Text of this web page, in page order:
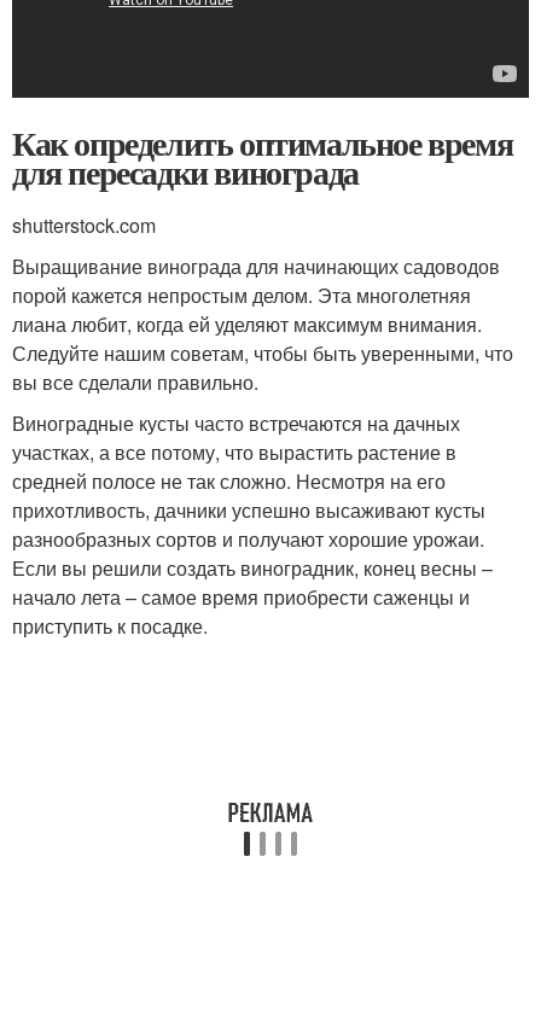
Как определить оптимальное время
для пересадки винограда
shutterstock.com
Выращивание винограда для начинающих садоводов
порой кажется непростым делом. Эта многолетняя
лиана любит, когда ей уделяют максимум внимания.
Следуйте нашим советам, чтобы быть уверенными, что
вы все сделали правильно.
Виноградные кусты часто встречаются на дачных
участках, а все потому, что вырастить растение в
средней полосе не так сложно. Несмотря на его
прихотливость, дачники успешно высаживают кусты
разнообразных сортов и получают хорошие урожаи.
Если вы решили создать виноградник, конец весны –
начало лета – самое время приобрести саженцы и
приступить к посадке.